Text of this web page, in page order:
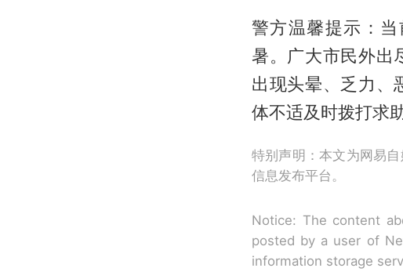
警方温馨提示：
暑。广大市民外出
出现头晕、乏力、
体不适及时拨打求
特别声明：本文为网易
信息发布平台。
Notice: The content
posted by a user of
information storage